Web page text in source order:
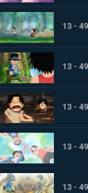
13 -
13 -
13 -
13 -
13 -